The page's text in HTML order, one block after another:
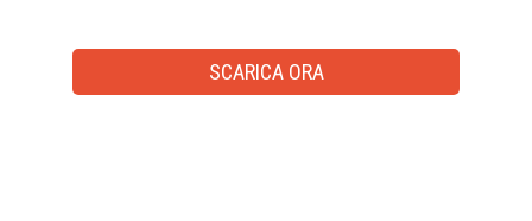
SCARICA ORA